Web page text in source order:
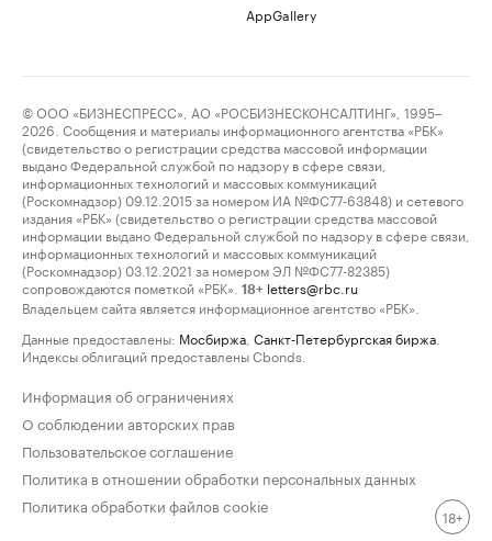
AppGallery
© ООО «БИЗНЕСПРЕСС», АО «РОСБИЗНЕСКОНСАЛТИНГ», 1995–
2026. Сообщения и материалы информационного агентства «РБК»
(свидетельство о регистрации средства массовой информации
выдано Федеральной службой по надзору в сфере связи,
информационных технологий и массовых коммуникаций
(Роскомнадзор) 09.12.2015 за номером ИА №ФС77-63848) и сетевого
издания «РБК» (свидетельство о регистрации средства массовой
информации выдано Федеральной службой по надзору в сфере связи,
информационных технологий и массовых коммуникаций
(Роскомнадзор) 03.12.2021 за номером ЭЛ №ФС77-82385)
сопровождаются пометкой «РБК».
18+ letters@rbc.ru
Владельцем сайта является информационное агентство «РБК».
Данные предоставлены: Мосбиржа Санкт-Петербургская биржа
Индексы облигаций предоставлены Cbonds.
Информация об ограничениях
О соблюдении авторских прав
Пользовательское соглашение
Политика в отношении обработки персональных данных
Политика обработки файлов cookie
18+